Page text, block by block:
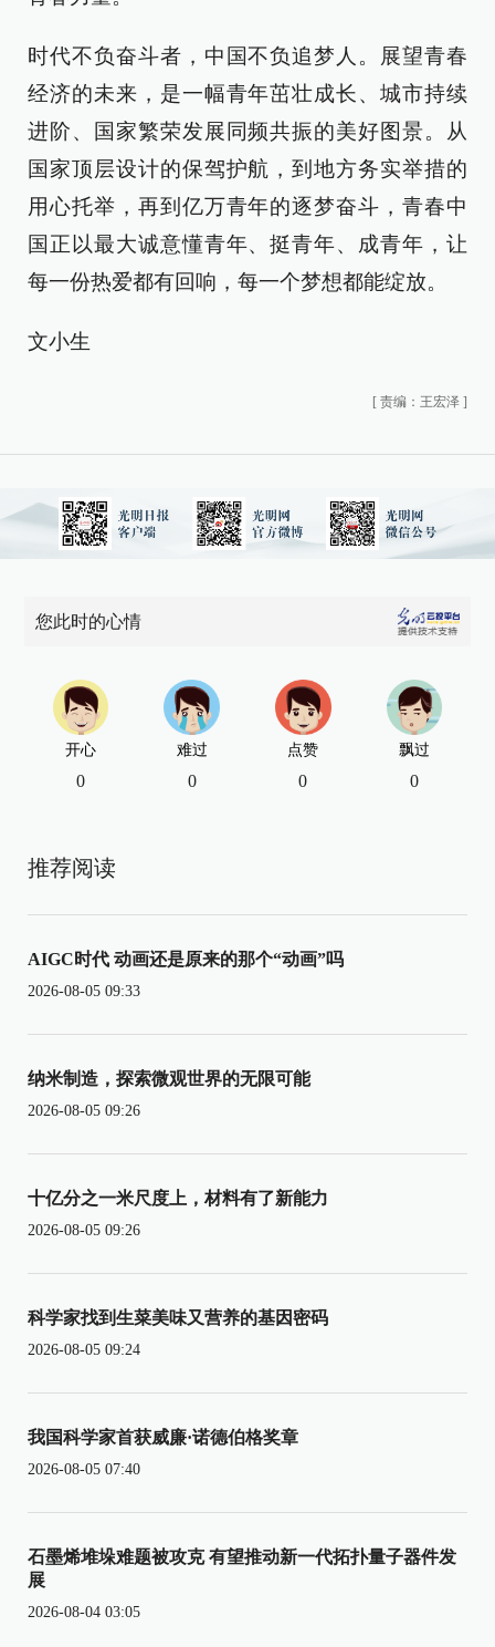
时代不负奋斗者，中国不负追梦人。展望青春
经济的未来，是一幅青年茁壮成长、城市持续
进阶、国家繁荣发展同频共振的美好图景。从
国家顶层设计的保驾护航，到地方务实举措的
用心托举，再到亿万青年的逐梦奋斗，青春中
国正以最大诚意懂青年、挺青年、成青年，让
每一份热爱都有回响，每一个梦想都能绽放。
文小生
[ 责编：王宏泽 ]
您此时的心情
开心
0
难过
0
点赞
0
飘过
0
推荐阅读
AIGC时代 动画还是原来的那个“动画”吗
2026-08-05 09:33
纳米制造，探索微观世界的无限可能
2026-08-05 09:26
十亿分之一米尺度上，材料有了新能力
2026-08-05 09:26
科学家找到生菜美味又营养的基因密码
2026-08-05 09:24
我国科学家首获威廉·诺德伯格奖章
2026-08-05 07:40
石墨烯堆垛难题被攻克 有望推动新一代拓扑量子器件发
展
2026-08-04 03:05